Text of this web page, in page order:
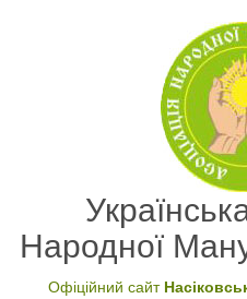
Народної
Офіційний сайт